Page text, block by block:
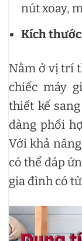
nút xoay,
Kích
Nằm ở vị trí
chiếc máy
thiết kế
dàng phối
Với khả
có thể đáp
gia đình có